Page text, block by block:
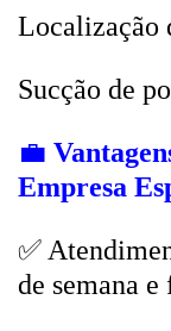
Localização
Sucção de
💼
Empresa
✅
de semana e